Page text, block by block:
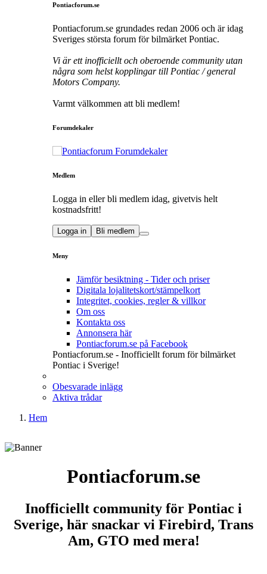
Pontiacforum.se
Pontiacforum.se grundades redan 2006 och är idag
Sveriges största forum för bilmärket Pontiac.
Vi är ett inofficiellt och oberoende community utan
några som helst kopplingar till Pontiac / general
Motors Company.
Varmt välkommen att bli medlem!
Forumdekaler
Medlem
Logga in eller bli medlem idag, givetvis helt
kostnadsfritt!
Logga in Bli medlem
Meny
Jämför besiktning - Tider och priser
Digitala lojalitetskort/stämpelkort
Integritet, cookies, regler & villkor
Om oss
Kontakta oss
Annonsera här
Pontiacforum.se på Facebook
Pontiacforum.se - Inofficiellt forum för bilmärket
Pontiac i Sverige!
Obesvarade inlägg
Aktiva trådar
Hem
Pontiacforum.se
Inofficiellt community för Pontiac i
Sverige, här snackar vi Firebird, Trans
Am, GTO med mera!